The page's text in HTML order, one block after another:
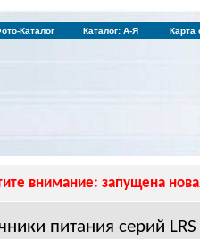
Каталог Каталог: А-Я Карта
внимание: запущена
питания серий